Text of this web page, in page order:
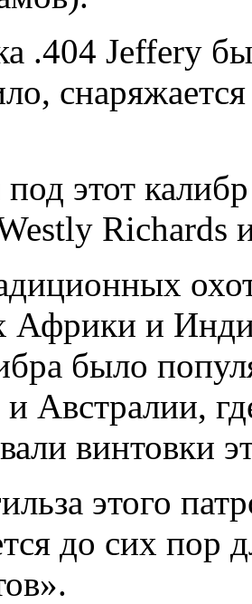
.404 Jeffery
этот
Richards
Африки и
было
Австралии,
винтовки
этого
до сих пор